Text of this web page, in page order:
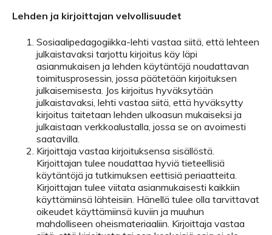
Lehden ja kirjoittajan velvollisuudet
Sosiaalipedagogiikka-lehti vastaa siitä, että lehteen
julkaistavaksi tarjottu kirjoitus käy läpi
asianmukaisen ja lehden käytäntöjä noudattavan
toimitusprosessin, jossa päätetään kirjoituksen
julkaisemisesta. Jos kirjoitus hyväksytään
julkaistavaksi, lehti vastaa siitä, että hyväksytty
kirjoitus taitetaan lehden ulkoasun mukaiseksi ja
julkaistaan verkkoalustalla, jossa se on avoimesti
saatavilla.
Kirjoittaja vastaa kirjoituksensa sisällöstä.
Kirjoittajan tulee noudattaa hyviä tieteellisiä
käytäntöjä ja tutkimuksen eettisiä periaatteita.
Kirjoittajan tulee viitata asianmukaisesti kaikkiin
käyttämiinsä lähteisiin. Hänellä tulee olla tarvittavat
oikeudet käyttämiinsä kuviin ja muuhun
mahdolliseen oheismateriaaliin. Kirjoittaja vastaa